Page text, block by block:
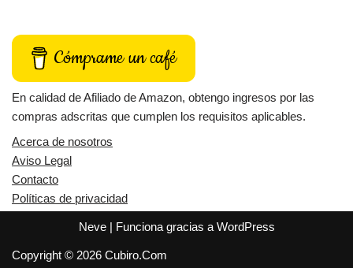
Cómprame un café
En calidad de Afiliado de Amazon, obtengo ingresos por las
compras adscritas que cumplen los requisitos aplicables.
Acerca de nosotros
Aviso Legal
Contacto
Políticas de privacidad
Neve| Funciona gracias a WordPress
Copyright © 2026 Cubiro.Com